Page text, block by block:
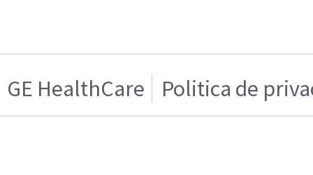
GE HealthCare Politica de